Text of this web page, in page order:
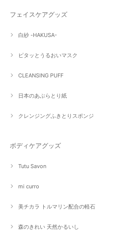
フェイスケアグッズ
白紗 -HAKUSA-
ピタッとうるおいマスク
CLEANSING PUFF
日本のあぶらとり紙
クレンジングふきとりスポンジ
ボディケアグッズ
Tutu Savon
mi curro
美チカラ トルマリン配合の軽石
森のきれい 天然かるいし